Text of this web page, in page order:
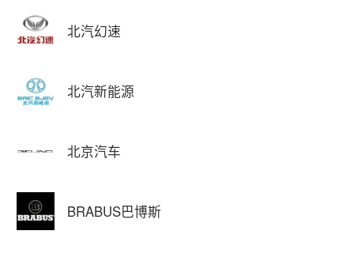
北汽幻速
北汽新能源
北京汽车
BRABUS巴博斯